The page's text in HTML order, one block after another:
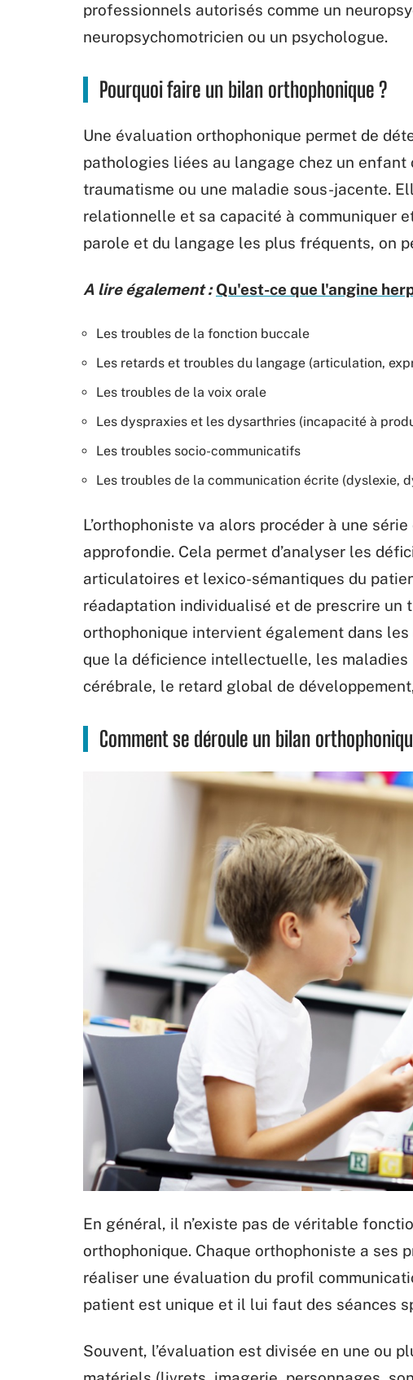
professionnels autorisés comme un
neuropsychomotricien ou un psychologue.
Pourquoi faire un bilan orthophonique ?
Une évaluation orthophonique permet de
pathologies liées au langage chez un enfant
traumatisme ou une maladie sous-jacente.
relationnelle et sa capacité à communiquer
parole et du langage les plus fréquents, on
A lire également : Qu'est-ce que l'angine
Les troubles de la fonction buccale
Les retards et troubles du langage (articulation,
Les troubles de la voix orale
Les dyspraxies et les dysarthries (incapacité à
Les troubles socio-communicatifs
Les troubles de la communication écrite (dyslexie,
L’orthophoniste va alors procéder à une
approfondie. Cela permet d’analyser les
articulatoires et lexico-sémantiques du
réadaptation individualisé et de prescrire
orthophonique intervient également dans
que la déficience intellectuelle, les
cérébrale, le retard global de
Comment se déroule un bilan
En général, il n’existe pas de véritable
orthophonique. Chaque orthophoniste a ses
réaliser une évaluation du profil
patient est unique et il lui faut des séances
Souvent, l’évaluation est divisée en une ou